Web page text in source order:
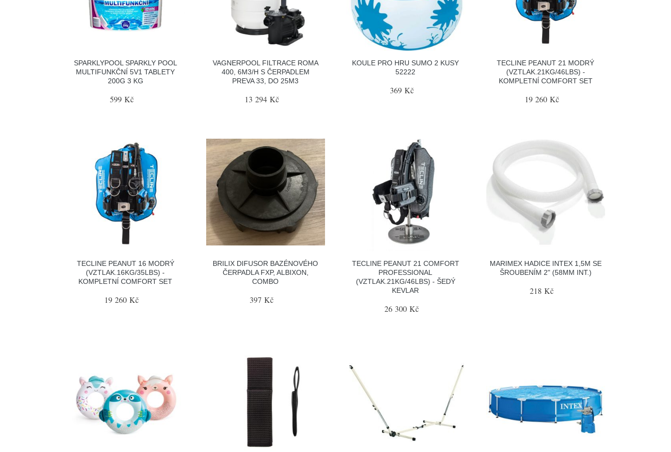
SPARKLYPOOL SPARKLY POOL
MULTIFUNKČNÍ 5V1 TABLETY
200G 3 KG
599 Kč
VAGNERPOOL FILTRACE ROMA
400, 6M3/H S ČERPADLEM
PREVA 33, DO 25M3
13 294 Kč
KOULE PRO HRU SUMO 2 KUSY
52222
369 Kč
TECLINE PEANUT 21 MODRÝ
(VZTLAK.21KG/46LBS) -
KOMPLETNÍ COMFORT SET
19 260 Kč
TECLINE PEANUT 16 MODRÝ
(VZTLAK.16KG/35LBS) -
KOMPLETNÍ COMFORT SET
19 260 Kč
BRILIX DIFUSOR BAZÉNOVÉHO
ČERPADLA FXP, ALBIXON,
COMBO
397 Kč
TECLINE PEANUT 21 COMFORT
PROFESSIONAL
(VZTLAK.21KG/46LBS) - ŠEDÝ
KEVLAR
26 300 Kč
MARIMEX HADICE INTEX 1,5M SE
ŠROUBENÍM 2" (58MM INT.)
218 Kč